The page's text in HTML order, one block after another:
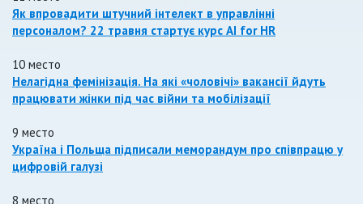
Як впровадити штучний інтелект в управлінні
персоналом? 22 травня стартує курс AI for HR
10 место
Нелагідна фемінізація. На які «чоловічі» вакансії йдуть
працювати жінки під час війни та мобілізації
9 место
Україна і Польща підписали меморандум про співпрацю у
цифровій галузі
8 место